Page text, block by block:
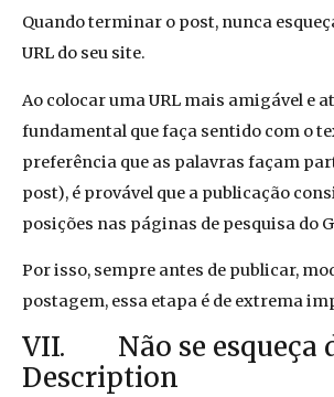
Quando terminar o post, nunca
URL do seu site.
Ao colocar uma URL mais amigável e
fundamental que faça sentido com o
preferência que as palavras façam
post), é provável que a publicação
posições nas páginas de pesquisa do
Por isso, sempre antes de publicar,
postagem, essa etapa é de extrema
VII. Não se esqueça
Description